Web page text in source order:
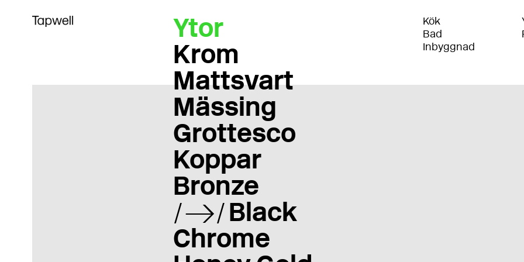
Ytor
Krom
Mattsvart
Mässing
Grottesco
Koppar
Bronze
Black
Chrome
Kök
Bad
Inbyggnad